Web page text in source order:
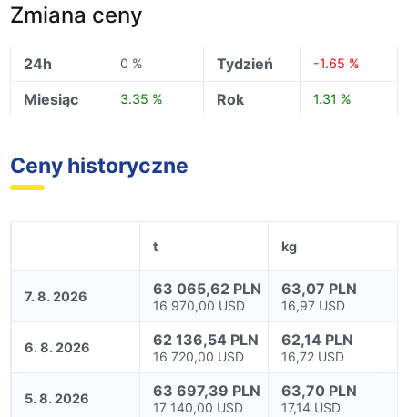
Zmiana ceny
24h 0 % Tydzień -1.65 %
Miesiąc 3.35 % Rok 1.31 %
Ceny historyczne
t kg
7. 8. 2026 63 065,62 PLN
16 970,00 USD
63,07 PLN
16,97 USD
6. 8. 2026 62 136,54 PLN
16 720,00 USD
62,14 PLN
16,72 USD
5. 8. 2026 63 697,39 PLN
17 140,00 USD
63,70 PLN
17,14 USD